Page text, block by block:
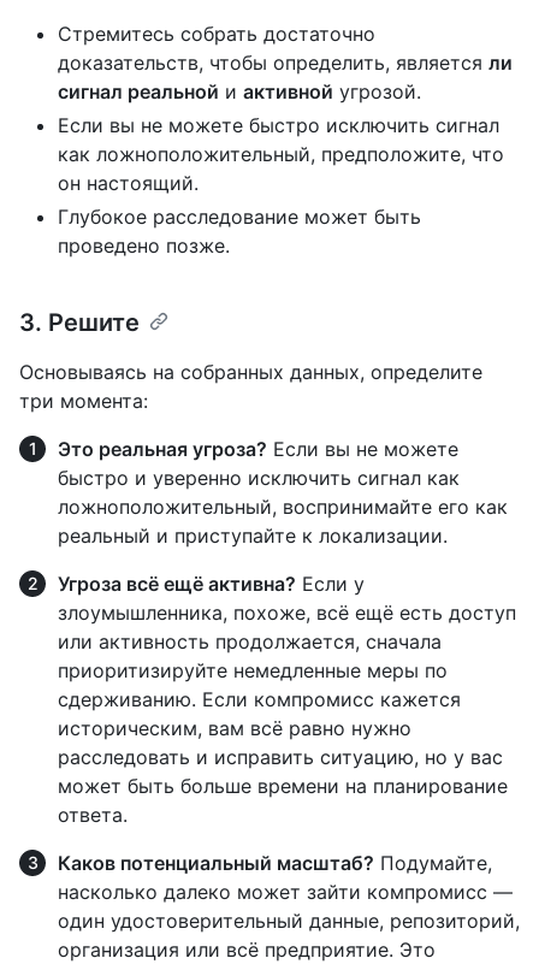
Стремитесь собрать достаточно
доказательств, чтобы определить, является ли
сигнал реальной и активной угрозой.
Если вы не можете быстро исключить сигнал
как ложноположительный, предположите, что
он настоящий.
Глубокое расследование может быть
проведено позже.
3. Решите
Основываясь на собранных данных, определите
три момента:
Это реальная угроза? Если вы не можете
быстро и уверенно исключить сигнал как
ложноположительный, воспринимайте его как
реальный и приступайте к локализации.
Угроза всё ещё активна? Если у
злоумышленника, похоже, всё ещё есть доступ
или активность продолжается, сначала
приоритизируйте немедленные меры по
сдерживанию. Если компромисс кажется
историческим, вам всё равно нужно
расследовать и исправить ситуацию, но у вас
может быть больше времени на планирование
ответа.
Каков потенциальный масштаб? Подумайте,
насколько далеко может зайти компромисс —
один удостоверительный данные, репозиторий,
организация или всё предприятие. Это